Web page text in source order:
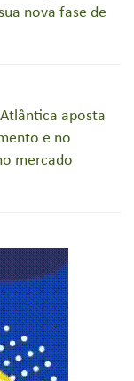
nova fase de
aposta
e no
mercado